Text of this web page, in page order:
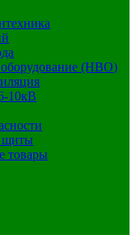
оборудование (НВО)
10кВ
щиты
товары